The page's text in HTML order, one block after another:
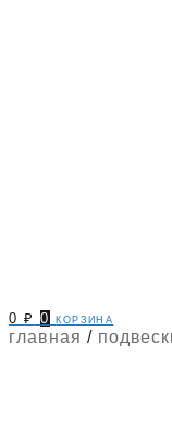
0₽ 0 корзина
главная /